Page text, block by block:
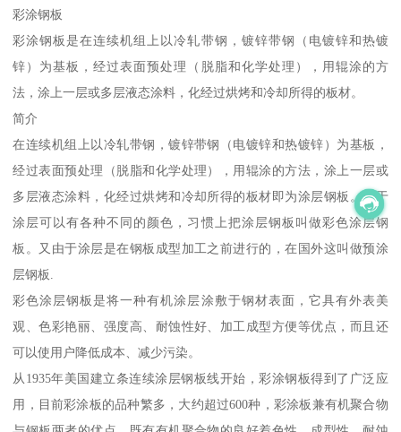
彩涂钢板
彩涂钢板是在连续机组上以冷轧带钢，镀锌带钢（电镀锌和热镀
锌）为基板，经过表面预处理（脱脂和化学处理），用辊涂的方
法，涂上一层或多层液态涂料，化经过烘烤和冷却所得的板材。
简介
在连续机组上以冷轧带钢，镀锌带钢（电镀锌和热镀锌）为基板，
经过表面预处理（脱脂和化学处理），用辊涂的方法，涂上一层或
多层液态涂料，化经过烘烤和冷却所得的板材即为涂层钢板。由于
涂层可以有各种不同的颜色，习惯上把涂层钢板叫做彩色涂层钢
板。又由于涂层是在钢板成型加工之前进行的，在国外这叫做预涂
层钢板.
彩色涂层钢板是将一种有机涂层涂敷于钢材表面，它具有外表美
观、色彩艳丽、强度高、耐蚀性好、加工成型方便等优点，而且还
可以使用户降低成本、减少污染。
从1935年美国建立条连续涂层钢板线开始，彩涂钢板得到了广泛应
用，目前彩涂板的品种繁多，大约超过600种，彩涂板兼有机聚合物